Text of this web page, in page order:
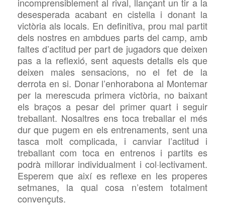
desesperada acabant en cistella i donant la
victòria als locals. En definitiva, prou mal partit
dels nostres en ambdues parts del camp, amb
faltes d’actitud per part de jugadors que deixen
pas a la reflexió, sent aquests detalls els que
deixen males sensacions, no el fet de la
derrota en si. Donar l’enhorabona al Montemar
per la merescuda primera victòria, no baixant
els braços a pesar del primer quart i seguir
treballant. Nosaltres ens toca treballar el més
dur que pugem en els entrenaments, sent una
tasca molt complicada, i canviar l’actitud i
treballant com toca en entrenos i partits es
podrà millorar individualment i col·lectivament.
Esperem que així es reflexe en les properes
setmanes, la qual cosa n’estem totalment
convençuts.